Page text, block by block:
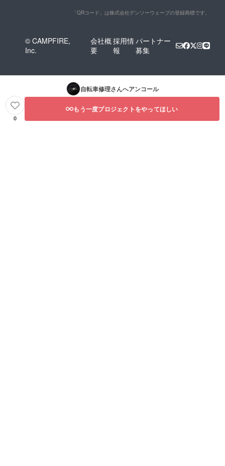
「QRコード」は株式会社デンソーウェーブの登録商標です。
© CAMPFIRE,
Inc.
会社概
要
採用情
報
パートナー
募集
自転車修理さんへアンコール
0
もう一度プロジェクトをやってほしい